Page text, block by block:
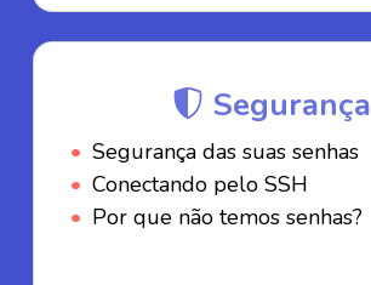
Segurança
Segurança das suas senhas
Conectando pelo SSH
Por que não temos senhas?